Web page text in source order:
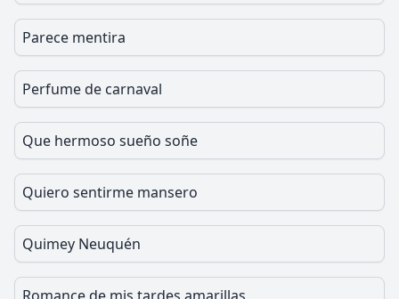
Parece mentira
Perfume de carnaval
Que hermoso sueño soñe
Quiero sentirme mansero
Quimey Neuquén